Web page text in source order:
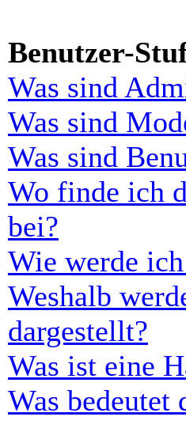
Benutzer-
Was sind
Was sind
Was sind
Wo finde ich
bei?
Wie werde
Weshalb
dargestellt?
Was ist eine
Was bedeutet